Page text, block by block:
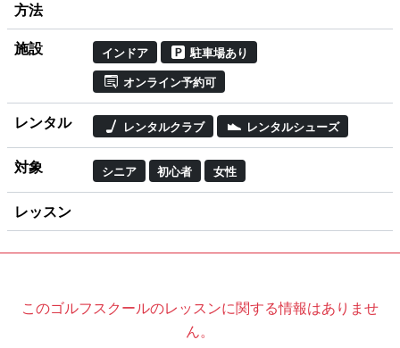
方法
施設 インドア 駐車場あり
オンライン予約可
レンタル レンタルクラブ レンタルシューズ
対象 シニア 初心者 女性
レッスン
このゴルフスクールのレッスンに関する情報はありませ
ん。